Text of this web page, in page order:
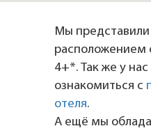
Мы
расположением
4+*. Так же у
ознакомиться с
отеля.
А ещё мы